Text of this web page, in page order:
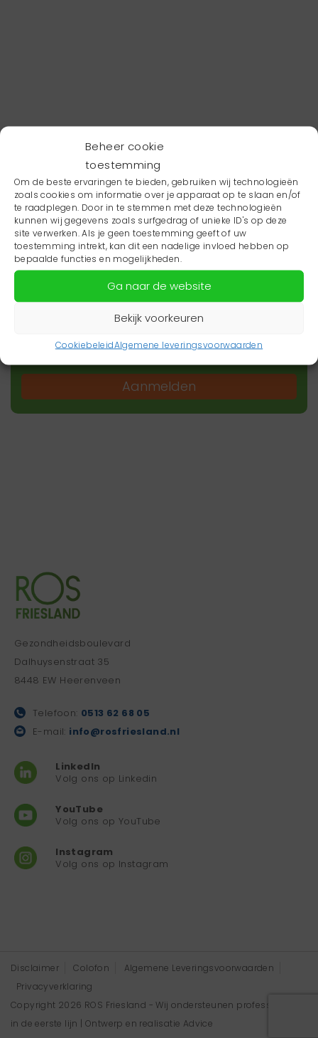
Beheer cookie
toestemming
Om de beste ervaringen te bieden, gebruiken wij technologieën
zoals cookies om informatie over je apparaat op te slaan en/of
te raadplegen. Door in te stemmen met deze technologieën
kunnen wij gegevens zoals surfgedrag of unieke ID's op deze
site verwerken. Als je geen toestemming geeft of uw
toestemming intrekt, kan dit een nadelige invloed hebben op
bepaalde functies en mogelijkheden.
Ga naar de website
Bekijk voorkeuren
CookiebeleidAlgemene leveringsvoorwaarden
Wil je niets missen?
Wil je op de hoogte blijven van het laatste
zorgnieuws in jouw regio? Schrijf je dan in voor
onze nieuwsbrief.
Aanmelden
Gezondheidsboulevard
Dalhuysenstraat 35
8448 EW Heerenveen
Telefoon: 0513 62 68 05
E-mail: info@rosfriesland.nl
LinkedIn
Volg ons op Linkedin
YouTube
Volg ons op YouTube
Instagram
Volg ons op Instagram
Disclaimer Colofon
Algemene Leveringsvoorwaarden
Privacyverklaring
Copyright 2026 ROS Friesland - Wij ondersteunen professionals
in de eerste lijn | Ontwerp en realisatie Advice